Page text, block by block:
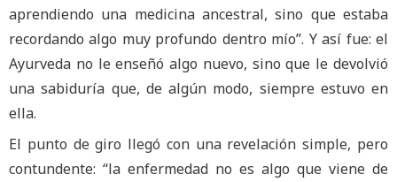
aprendiendo una medicina ancestral, sino que estaba
recordando algo muy profundo dentro mío”. Y así fue: el
Ayurveda no le enseñó algo nuevo, sino que le devolvió
una sabiduría que, de algún modo, siempre estuvo en
ella.
El punto de giro llegó con una revelación simple, pero
contundente: “la enfermedad no es algo que viene de